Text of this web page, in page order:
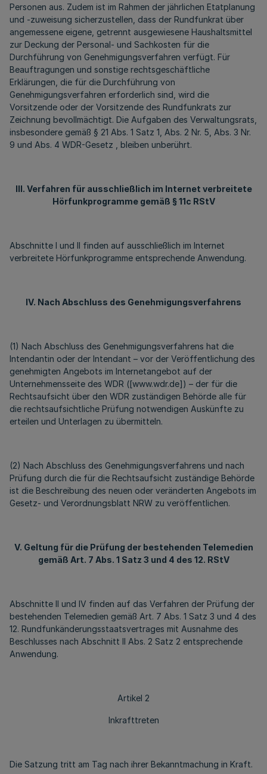
Personen aus. Zudem ist im Rahmen der jährlichen Etatplanung
und -zuweisung sicherzustellen, dass der Rundfunkrat über
angemessene eigene, getrennt ausgewiesene Haushaltsmittel
zur Deckung der Personal- und Sachkosten für die
Durchführung von Genehmigungsverfahren verfügt. Für
Beauftragungen und sonstige rechtsgeschäftliche
Erklärungen, die für die Durchführung von
Genehmigungsverfahren erforderlich sind, wird die
Vorsitzende oder der Vorsitzende des Rundfunkrats zur
Zeichnung bevollmächtigt. Die Aufgaben des Verwaltungsrats,
insbesondere gemäß § 21 Abs. 1 Satz 1, Abs. 2 Nr. 5, Abs. 3 Nr.
9 und Abs. 4 WDR-Gesetz , bleiben unberührt.
III. Verfahren für ausschließlich im Internet verbreitete
Hörfunkprogramme gemäß § 11c RStV
Abschnitte I und II finden auf ausschließlich im Internet
verbreitete Hörfunkprogramme entsprechende Anwendung.
IV. Nach Abschluss des Genehmigungsverfahrens
(1) Nach Abschluss des Genehmigungsverfahrens hat die
Intendantin oder der Intendant – vor der Veröffentlichung des
genehmigten Angebots im Internetangebot auf der
Unternehmensseite des WDR ([www.wdr.de]) – der für die
Rechtsaufsicht über den WDR zuständigen Behörde alle für
die rechtsaufsichtliche Prüfung notwendigen Auskünfte zu
erteilen und Unterlagen zu übermitteln.
(2) Nach Abschluss des Genehmigungsverfahrens und nach
Prüfung durch die für die Rechtsaufsicht zuständige Behörde
ist die Beschreibung des neuen oder veränderten Angebots im
Gesetz- und Verordnungsblatt NRW zu veröffentlichen.
V. Geltung für die Prüfung der bestehenden Telemedien
gemäß Art. 7 Abs. 1 Satz 3 und 4 des 12. RStV
Abschnitte II und IV finden auf das Verfahren der Prüfung der
bestehenden Telemedien gemäß Art. 7 Abs. 1 Satz 3 und 4 des
12. Rundfunkänderungsstaatsvertrages mit Ausnahme des
Beschlusses nach Abschnitt II Abs. 2 Satz 2 entsprechende
Anwendung.
Artikel 2
Inkrafttreten
Die Satzung tritt am Tag nach ihrer Bekanntmachung in Kraft.